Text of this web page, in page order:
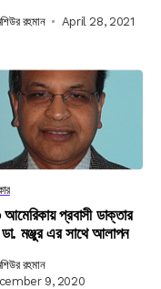
রহমান April 28, 2021
প্রবাসী ডাক্তার
ডা. মঞ্জুর এর সাথে আলাপন
রহমান
9, 2020